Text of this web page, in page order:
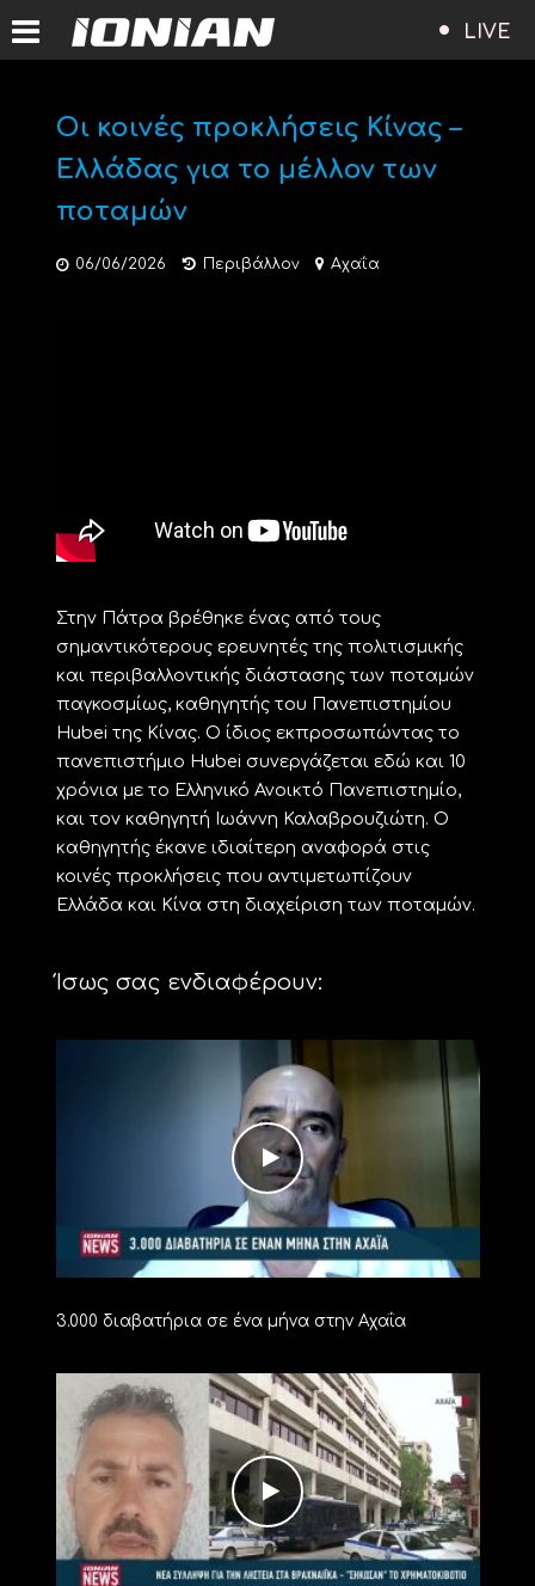
LIVE
Οι κοινές προκλήσεις Κίνας –
Ελλάδας για το μέλλον των
ποταμών
06/06/2026 Περιβάλλον Αχαΐα
Στην Πάτρα βρέθηκε ένας από τους
σημαντικότερους ερευνητές της πολιτισμικής
και περιβαλλοντικής διάστασης των ποταμών
παγκοσμίως, καθηγητής του Πανεπιστημίου
Hubei της Κίνας. Ο ίδιος εκπροσωπώντας το
πανεπιστήμιο Hubei συνεργάζεται εδώ και 10
χρόνια με το Ελληνικό Ανοικτό Πανεπιστημίο,
και τον καθηγητή Ιωάννη Καλαβρουζιώτη. Ο
καθηγητής έκανε ιδιαίτερη αναφορά στις
κοινές προκλήσεις που αντιμετωπίζουν
Ελλάδα και Κίνα στη διαχείριση των ποταμών.
Ίσως σας ενδιαφέρουν:
3.000 διαβατήρια σε ένα μήνα στην Αχαΐα